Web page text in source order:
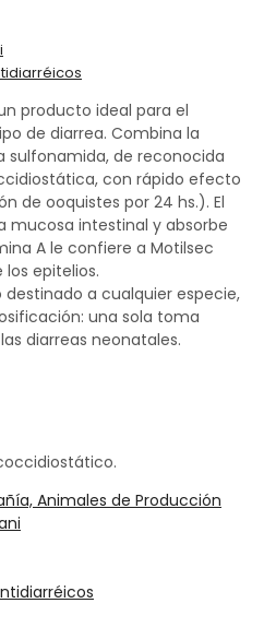
producto ideal para el
de diarrea. Combina la
sulfonamida, de reconocida
con rápido efecto
de ooquistes por 24 hs.). El
mucosa intestinal y absorbe
A le confiere a Motilsec
epitelios.
a cualquier especie,
una sola toma
diarreas neonatales.
Animales de Producción